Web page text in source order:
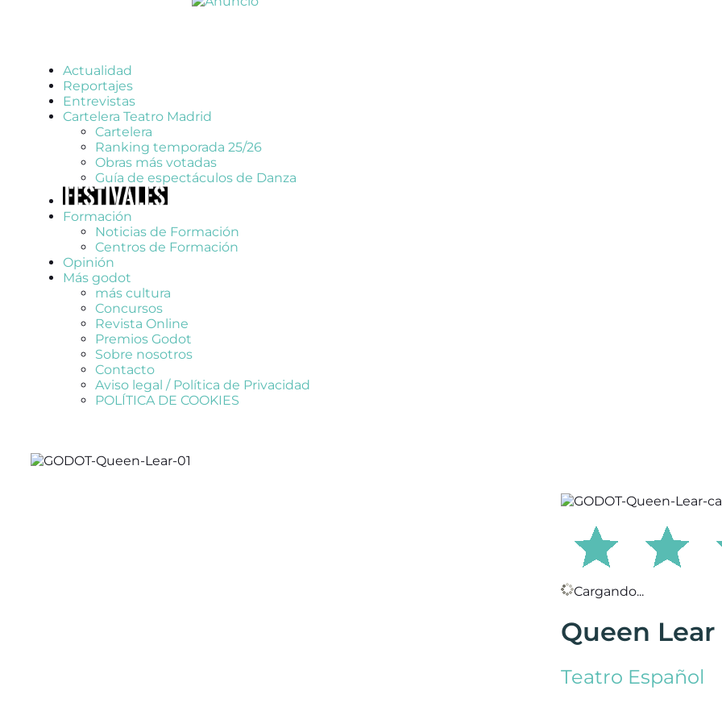
Actualidad
Reportajes
Entrevistas
Cartelera Teatro Madrid
Cartelera
Ranking temporada 25/26
Obras más votadas
Guía de espectáculos de Danza
Formación
Noticias de Formación
Centros de Formación
Opinión
Más godot
más cultura
Concursos
Revista Online
Premios Godot
Sobre nosotros
Contacto
Aviso legal / Política de Privacidad
POLÍTICA DE COOKIES
Cargando...
Queen Lear
Teatro Español